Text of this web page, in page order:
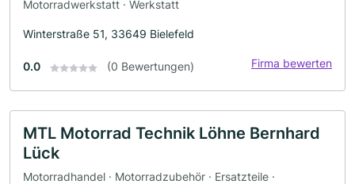
Motorradwerkstatt · Werkstatt
Winterstraße 51, 33649 Bielefeld
0.0 (0 Bewertungen) Firma bewerten
MTL Motorrad Technik Löhne Bernhard
Lück
Motorradhandel · Motorradzubehör · Ersatzteile ·